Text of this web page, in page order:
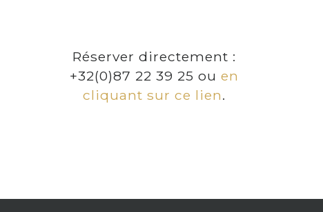
Réserver directement :
+32(0)87 22 39 25 ou en
cliquant sur ce lien.